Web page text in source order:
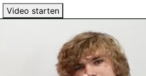
Video starten